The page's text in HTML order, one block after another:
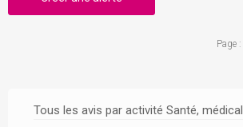
Tous les avis par activité Santé, médical
Page :